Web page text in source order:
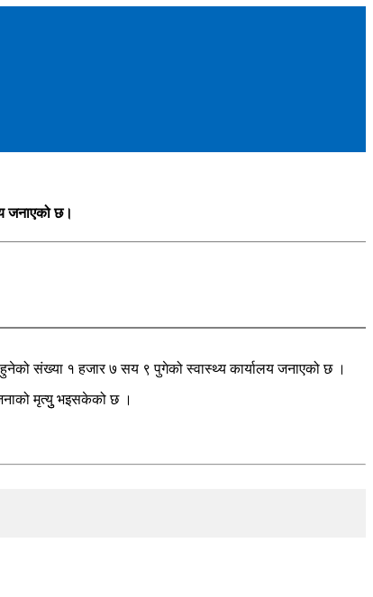
जनाएको छ।
संख्या १ हजार ७ सय ९ पुगेको स्वास्थ्य कार्यालय जनाएको छ ।
मृत्युु भइसकेको छ ।